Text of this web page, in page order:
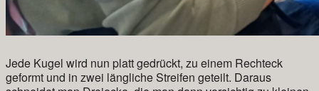
Jede Kugel wird nun platt gedrückt, zu einem Rechteck
geformt und in zwei längliche Streifen geteilt. Daraus